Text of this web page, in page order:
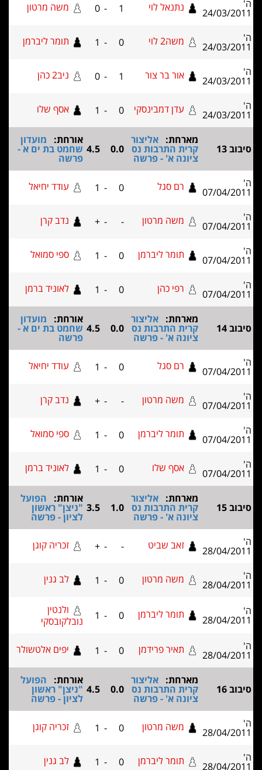
24/ נתנאל לוי 1 משה מרטון
24/ משה2 לוי 0 תומר ליברמן
24/ אור בר צור 1 ניב2 כהן
24/ עדן דמבינסקי 0
-
1 אסף שלו
מארחת:אליצור
קרית התרבות נס
ציונה א' - פרשה
0.0
4.5
מועדון
שחמט בת ים א -
07/ רם סגל 0 עודד יחיאל
07/ משה מרטון -
- נדב קרן
07/ תומר ליברמן 0
- ספי סמואל
07/ רפי כהן 0 לאוניד ברמן
מארחת:אליצור
קרית התרבות נס
ציונה א' - פרשה
0.0
4.5
מועדון
שחמט בת ים א -
07/ רם סגל 0 עודד יחיאל
07/ משה מרטון -
- נדב קרן
07/ תומר ליברמן 0
- ספי סמואל
07/ אסף שלו 0 לאוניד ברמן
מארחת:אליצור
קרית התרבות נס
ציונה א' - פרשה
1.0
3.5
הפועל
"ניצן" ראשון
לציון - פרשה
28/ זאב שביט - זכריה קוגן
28/ משה מרטון 0
- לב גנין
28/ תומר ליברמן 0
-
ולנטין
נובלקובסקי
28/ תאיר פרידמן 0
- יפים אלטשולר
מארחת:אליצור
קרית התרבות נס
ציונה א' - פרשה
0.0
4.5
הפועל
"ניצן" ראשון
לציון - פרשה
28/ משה מרטון 0
- זכריה קוגן
28/ תומר ליברמן 0
- לב גנין